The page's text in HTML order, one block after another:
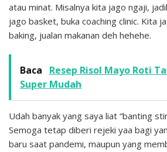
atau minat. Misalnya kita jago ngaji,
jago basket, buka coaching clinic. Kita
baking, jualan makanan deh hehehe.
Baca
Resep Risol Mayo Roti
Super Mudah
Udah banyak yang saya liat “banting
Semoga tetap diberi rejeki yaa bagi
baru saat pandemi, maupun yang